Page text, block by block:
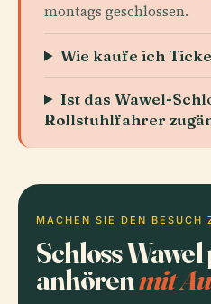
montags geschlossen.
Wie kaufe ich
Ist das Wawel-
Rollstuhlfahrer
MACHEN SIE DEN BESUCH
Schloss
anhörenmit